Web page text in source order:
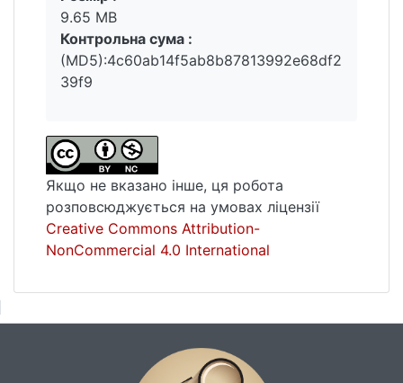
9.65 MB
Контрольна сума :
(MD5):4c60ab14f5ab8b87813992e68df2
39f9
Якщо не вказано інше, ця робота
розповсюджується на умовах ліцензії
Creative Commons Attribution-
NonCommercial 4.0 International